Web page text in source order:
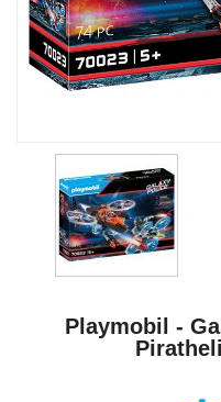
Playmobil -